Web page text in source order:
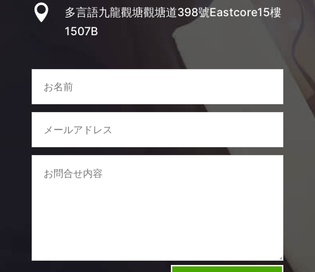

多言語九龍觀塘觀塘道398號Eastcore15樓
1507B